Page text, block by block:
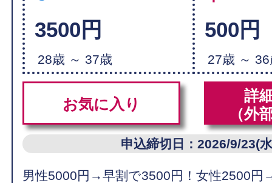
3500円
28歳 ～ 37歳
500円
27歳 ～
お気に入り
詳
（外
申込締切日：2026/9/23(
男性5000円→早割で3500円！女性2500円